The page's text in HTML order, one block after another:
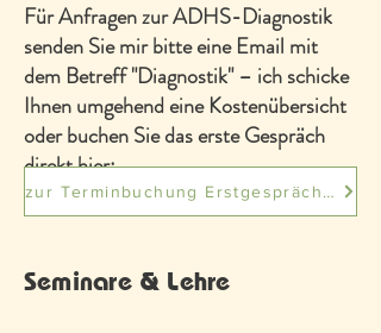
Für Anfragen zur ADHS-Diagnostik
senden Sie mir bitte eine Email mit
dem Betreff "Diagnostik" – ich schicke
Ihnen umgehend eine Kostenübersicht
oder buchen Sie das erste Gespräch
direkt hier:
Seminare & Lehre
zur Terminbuchung Erstgespräch ADHS Diagnostik